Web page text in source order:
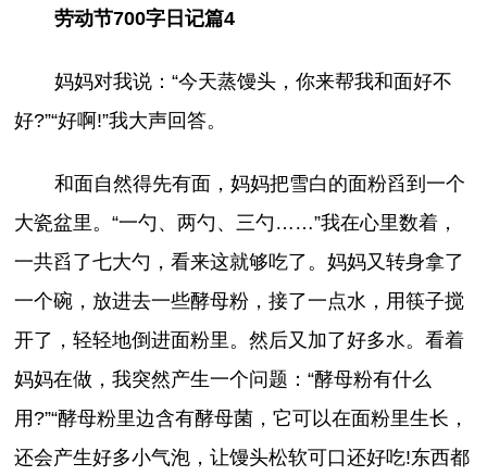
劳动节700字日记篇4
妈妈对我说：“今天蒸馒头，你来帮我和面好不
好?”“好啊!”我大声回答。
和面自然得先有面，妈妈把雪白的面粉舀到一个
大瓷盆里。“一勺、两勺、三勺……”我在心里数着，
一共舀了七大勺，看来这就够吃了。妈妈又转身拿了
一个碗，放进去一些酵母粉，接了一点水，用筷子搅
开了，轻轻地倒进面粉里。然后又加了好多水。看着
妈妈在做，我突然产生一个问题：“酵母粉有什么
用?”“酵母粉里边含有酵母菌，它可以在面粉里生长，
还会产生好多小气泡，让馒头松软可口还好吃!东西都